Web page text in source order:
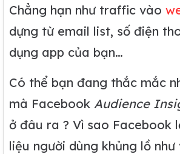
Chẳng hạn như traffic vào
dựng từ email list, số điện
dụng app của bạn…
Có thể bạn đang thắc mắc
mà Facebook Audience
ở đâu ra ? Vì sao Facebook
liệu người dùng khủng lồ như